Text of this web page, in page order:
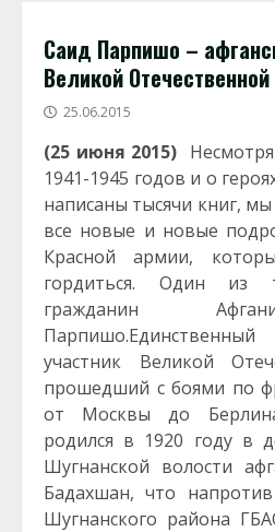
Саид Парпишо –
Великой
25.06.2015
(25 июня 2015)
1941-1945 годов и о
написаны тысячи книг,
все новые и новые
Красной армии,
гордиться. Один из
гражданин
Парпишо.
участник Великой
прошедший с боями по
от Москвы до
родился в 1920 году в
Шугнанской волости
Бадахшан, что
Шугнанского района